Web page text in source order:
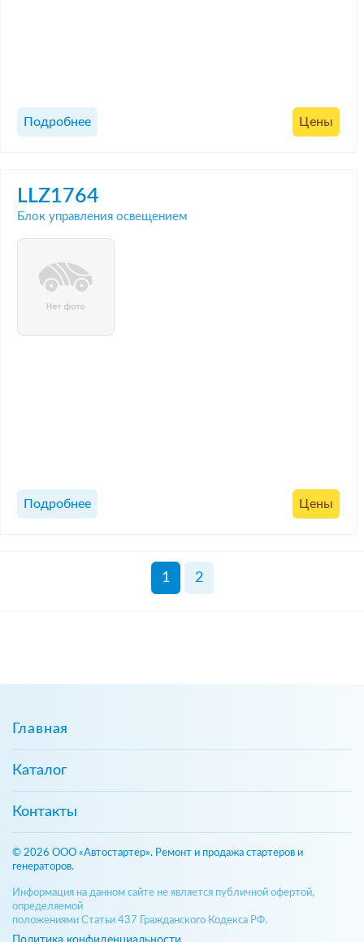
Подробнее Цены
LLZ1764
Блок управления освещением
Подробнее Цены
1 2
Главная
Каталог
Контакты
© 2026 ООО «Автостартер». Ремонт и продажа стартеров и
генераторов.
Информация на данном сайте не является публичной офертой,
определяемой
положениями Статьи 437 Гражданского Кодекса РФ.